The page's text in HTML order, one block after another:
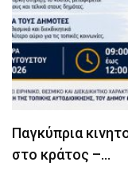
Παγκύπρια
στο κράτος –…